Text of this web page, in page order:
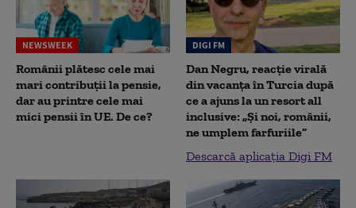
NEWSWEEK
Românii plătesc cele mai
mari contribuții la pensie,
dar au printre cele mai
mici pensii în UE. De ce?
DIGI FM
Dan Negru, reacție virală
din vacanța în Turcia după
ce a ajuns la un resort all
inclusive: „Și noi, românii,
ne umplem farfuriile”
Descarcă aplicația Digi FM